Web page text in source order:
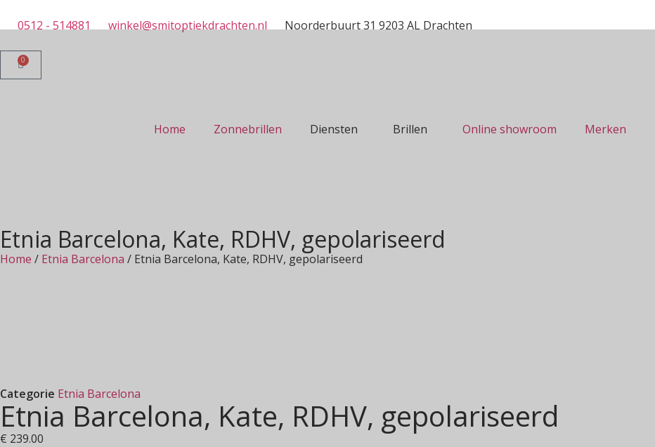
0512 - 514881 winkel@smitoptiekdrachten.nl Noorderbuurt 31 9203 AL Drachten
0
Home Zonnebrillen Diensten Brillen Online showroom Merken
Etnia Barcelona, Kate, RDHV, gepolariseerd
Home / Etnia Barcelona / Etnia Barcelona, Kate, RDHV, gepolariseerd
Categorie Etnia Barcelona
Etnia Barcelona, Kate, RDHV, gepolariseerd
€ 239.00